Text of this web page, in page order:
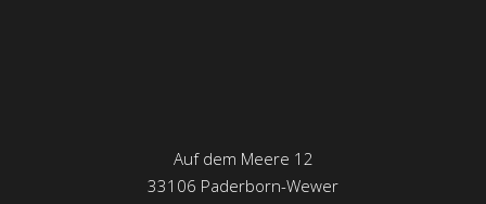
Auf dem Meere 12
33106 Paderborn-Wewer